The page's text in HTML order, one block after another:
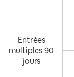
Entrées
multiples 90
jours